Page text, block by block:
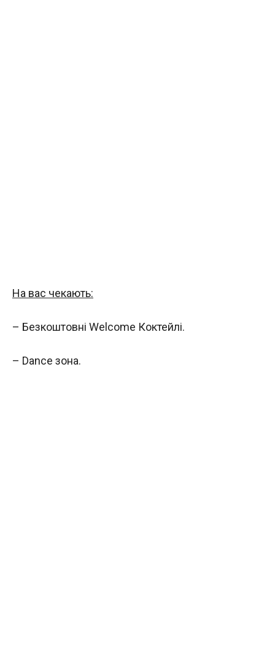
На вас чекають:
– Безкоштовні Welcome Коктейлі.
– Dance зона.